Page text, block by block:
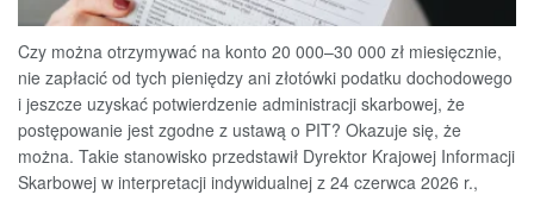
Czy można otrzymywać na konto 20 000–30 000 zł miesięcznie,
nie zapłacić od tych pieniędzy ani złotówki podatku dochodowego
i jeszcze uzyskać potwierdzenie administracji skarbowej, że
postępowanie jest zgodne z ustawą o PIT? Okazuje się, że
można. Takie stanowisko przedstawił Dyrektor Krajowej Informacji
Skarbowej w interpretacji indywidualnej z 24 czerwca 2026 r.,